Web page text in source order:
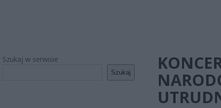
Szukaj w serwisie
Szukaj